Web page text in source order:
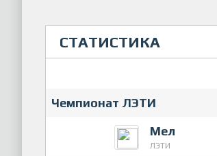
СТАТИСТИКА
Чемпионат ЛЭТИ
Мел
ЛЭТИ